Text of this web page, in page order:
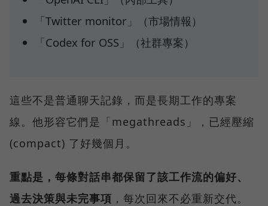
「Twitter monitor」（市場情報）
「Codex for OSS」（社群專案）
這些不是普通聊天記錄，而是長期工作的專案
線。他形容它們是「megathreads」，已經壓縮
(compact) 了好幾個月。
重點是，每條對話串都保留了該工作流的偏好、
過去決策與未完事項 ，每次回來不必重新交代。